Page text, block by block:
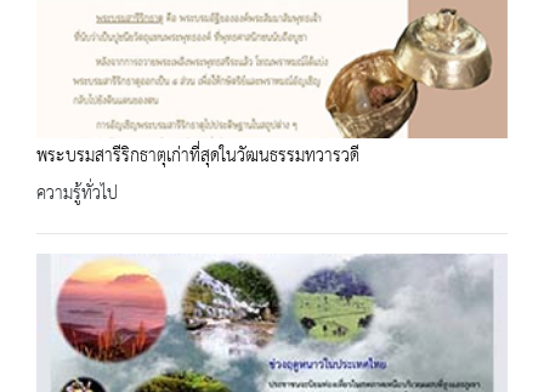
พระบรมสารีริกธาตุเก่าที่สุดในวัฒนธรรมทวารวดี
ความรู้ทั่วไป